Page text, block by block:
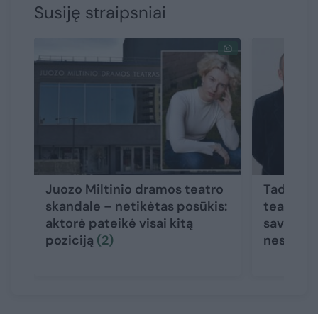
Susiję straipsniai
Juozo Miltinio dramos teatro
skandale – netikėtas posūkis:
aktorė pateikė visai kitą
poziciją (2)
Tadas
teatro
savo